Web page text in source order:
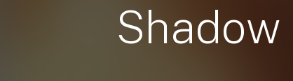
Shadow